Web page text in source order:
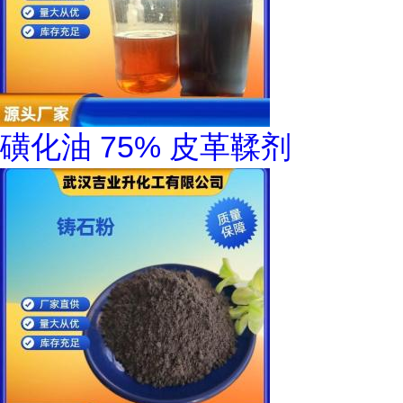
磺化油 75% 皮革鞣剂